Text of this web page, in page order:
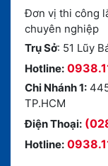
Đơn vị thi công
chuyên nghiệp
Trụ Sở: 51 Lũy
Hotline:
Chi Nhánh 1:
TP.HCM
Điện Thoại:
Hotline: